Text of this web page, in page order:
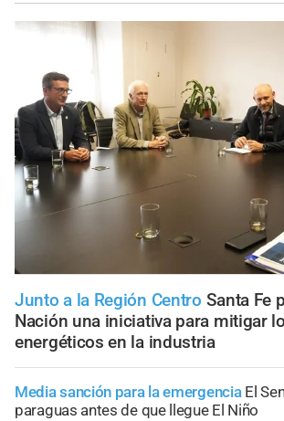
Junto a la Región Centro Santa Fe
Nación una iniciativa para mitigar
energéticos en la industria
Media sanción para la emergencia El
paraguas antes de que llegue El Niño